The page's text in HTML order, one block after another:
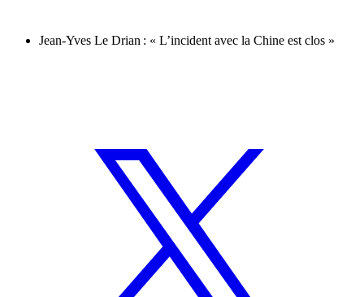
Jean-Yves Le Drian : « L’incident avec la Chine est clos »